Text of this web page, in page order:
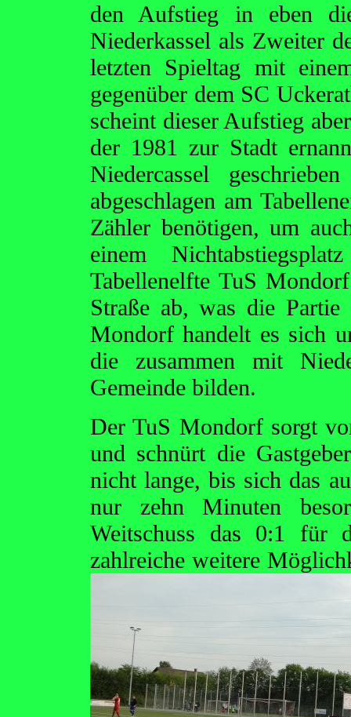
den Aufstieg in eben
Niederkassel als Zweiter
letzten Spieltag mit
gegenüber dem SC
scheint dieser Aufstieg
der 1981 zur Stadt
Niedercassel
abgeschlagen am
Zähler benötigen, um
einem
Tabellenelfte TuS
Straße ab, was die
Mondorf handelt es sich
die zusammen mit
Gemeinde bilden.
Der TuS Mondorf sorgt
und schnürt die
nicht lange, bis sich das
nur zehn Minuten
Weitschuss das 0:1 für
zahlreiche weitere